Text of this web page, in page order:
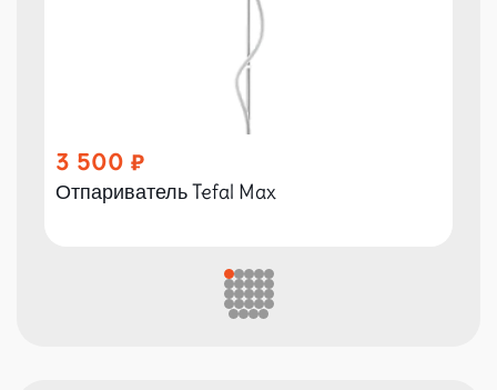
3 500
Отпариватель Tefal Max